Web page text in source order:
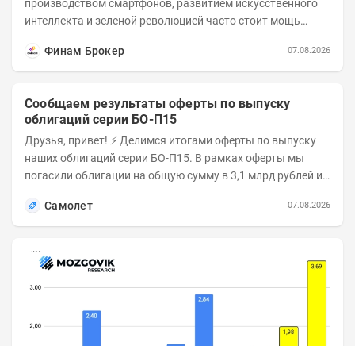
производством смартфонов, развитием искусственного
интеллекта и зеленой революцией часто стоит мощь
Финам Брокер
07.08.2026
Сообщаем результаты оферты по выпуску
облигаций серии БО-П15
Друзья, привет! ⚡️ Делимся итогами оферты по выпуску
наших облигаций серии БО-П15. В рамках оферты мы
погасили облигации на общую сумму в 3,1 млрд рублей из
Самолет
07.08.2026